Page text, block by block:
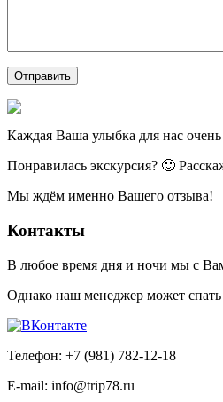
Каждая Ваша улыбка для нас
Понравилась экскурсия? 🙂
Мы ждём именно Вашего отзыва!
Контакты
В любое время дня и ночи мы с
Однако наш менеджер может
Телефон: +7 (981) 782-12-18
E-mail: info@trip78.ru